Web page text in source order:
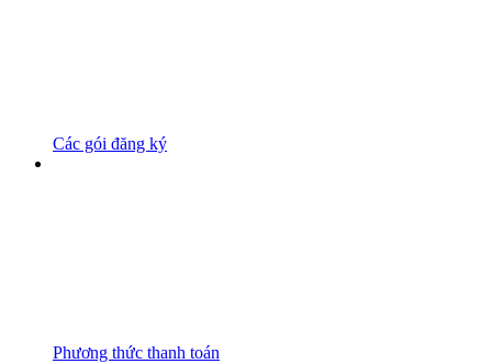
Các gói đăng ký
Phương thức thanh toán